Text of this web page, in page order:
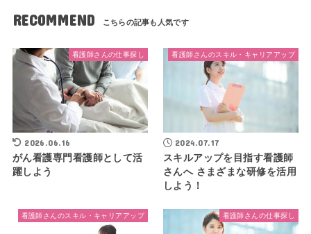
RECOMMEND
看護師さんの仕事探し
2026.06.16
がん看護専門看護師として活
躍しよう
看護師さんのスキル・キャリアアップ
2024.07.17
スキルアップを目指す看護師
さんへ さまざまな研修を活用
しよう！
看護師さんのスキル・キャリアアップ 看護師さんの仕事探し